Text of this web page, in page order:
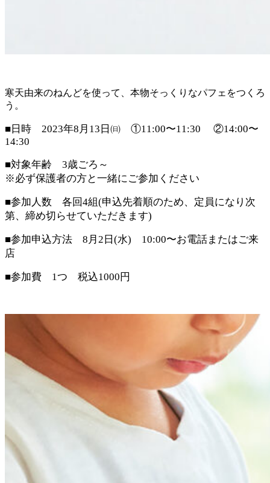
寒天由来のねんどを使って、本物そっくりなパフェをつくろ
う。
■日時 2023年8月13日㈰ ①11:00〜11:30 ②14:00〜
14:30
■対象年齢 3歳ごろ～
※必ず保護者の方と一緒にご参加ください
■参加人数 各回4組(申込先着順のため、定員になり次
第、締め切らせていただきます)
■参加申込方法 8月2日(水) 10:00〜お電話またはご来
店
■参加費 1つ 税込1000円